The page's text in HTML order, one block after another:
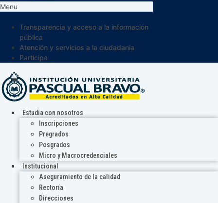
Menu
Transparencia y acceso a la información
pública
Atención y servicios a la ciudadanía
Participa
Estudia con nosotros
Inscripciones
Pregrados
Posgrados
Micro y Macrocredenciales
Institucional
Aseguramiento de la calidad
Rectoría
Direcciones